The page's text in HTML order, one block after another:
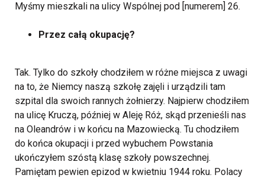
Myśmy mieszkali na ulicy Wspólnej pod [numerem] 26.
Przez całą okupację?
Tak. Tylko do szkoły chodziłem w różne miejsca z uwagi
na to, że Niemcy naszą szkołę zajęli i urządzili tam
szpital dla swoich rannych żołnierzy. Najpierw chodziłem
na ulicę Kruczą, później w Aleję Róż, skąd przenieśli nas
na Oleandrów i w końcu na Mazowiecką. Tu chodziłem
do końca okupacji i przed wybuchem Powstania
ukończyłem szóstą klasę szkoły powszechnej.
Pamiętam pewien epizod w kwietniu 1944 roku. Polacy